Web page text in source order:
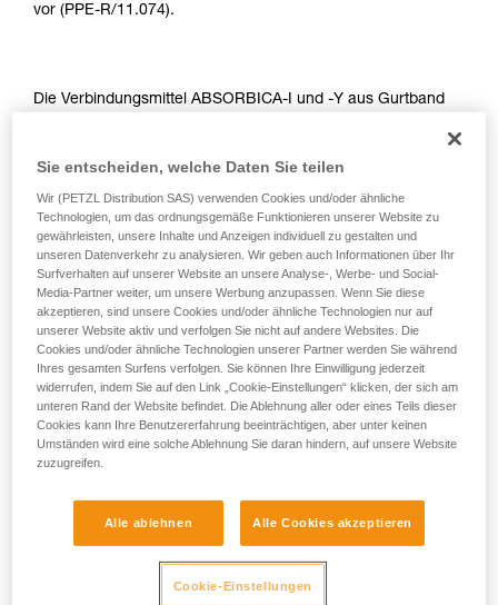
vor (PPE-R/11.074).
Die Verbindungsmittel ABSORBICA-I und -Y aus Gurtband
TEST BEI EINEM STURZ ÜBER EINE KANTE OHNE
PENDELBEWEGUNG
Gewicht 140 kg.
Sturzhöhe 2 m.
Das Verbindungsmittel reibt an einer Metallkante mit einem
Radius von 0,5 mm.
Anforderung: Das Verbindungsmittel darf nicht durchtrennt
Sie entscheiden, welche Daten Sie teilen
Wir (PETZL Distribution SAS) verwenden Cookies und/oder ähnliche
Technologien, um das ordnungsgemäße Funktionieren unserer Website zu
gewährleisten, unsere Inhalte und Anzeigen individuell zu gestalten und
unseren Datenverkehr zu analysieren. Wir geben auch Informationen über Ihr
Surfverhalten auf unserer Website an unsere Analyse-, Werbe- und Social-
Media-Partner weiter, um unsere Werbung anzupassen. Wenn Sie diese
akzeptieren, sind unsere Cookies und/oder ähnliche Technologien nur auf
unserer Website aktiv und verfolgen Sie nicht auf andere Websites. Die
Cookies und/oder ähnliche Technologien unserer Partner werden Sie während
Ihres gesamten Surfens verfolgen. Sie können Ihre Einwilligung jederzeit
widerrufen, indem Sie auf den Link „Cookie-Einstellungen“ klicken, der sich am
unteren Rand der Website befindet. Die Ablehnung aller oder eines Teils dieser
Cookies kann Ihre Benutzererfahrung beeinträchtigen, aber unter keinen
Umständen wird eine solche Ablehnung Sie daran hindern, auf unsere Website
zuzugreifen.
Alle ablehnen Alle Cookies akzeptieren
Cookie-Einstellungen